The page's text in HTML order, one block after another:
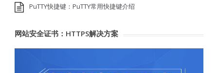
PuTTY快捷键：PuTTY常用快捷键介绍
网站安全证书：HTTPS解决方案